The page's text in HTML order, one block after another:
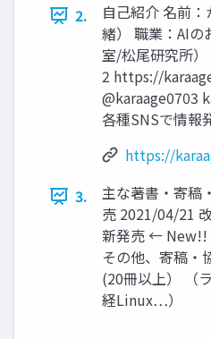
2.
自己紹介 名前
緒） 職業：AIの
室/松尾研究所
2 https://
@karaage0703
各種SNSで情報
https://
3.
主な著書・寄稿
売 2021/04/21
新発売 ← New!!
その他、寄稿・
(20冊以上） （
経Linux…）